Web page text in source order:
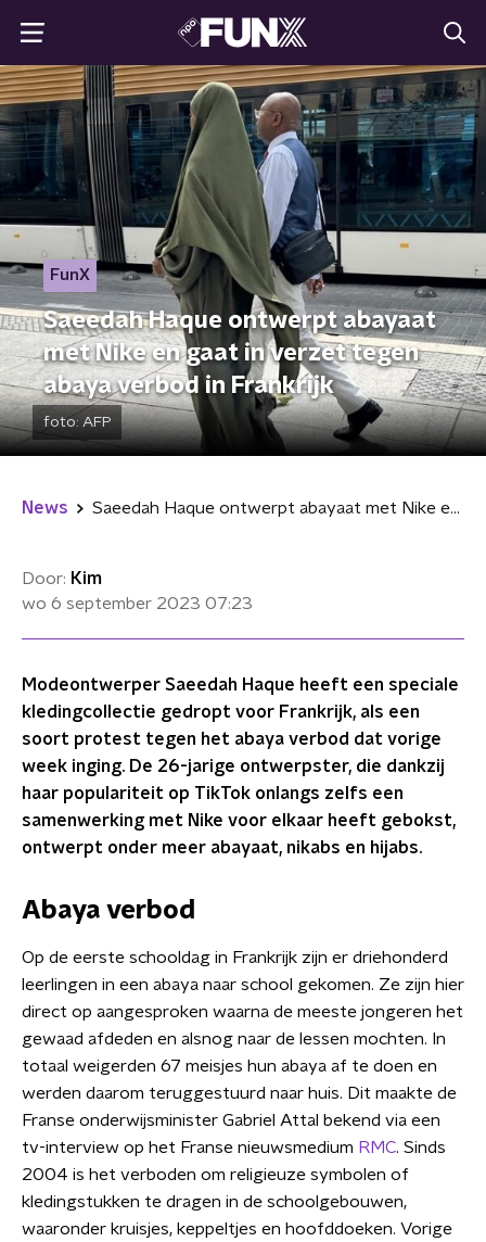
FunX
Saeedah Haque ontwerpt abayaat
met Nike en gaat in verzet tegen
abaya verbod in Frankrijk
foto: AFP
News Saeedah Haque ontwerpt abayaat met Nike en gaat in verzet tegen abaya verbod in Frankrijk
Door: Kim
wo 6 september 2023 07:23
Modeontwerper Saeedah Haque heeft een speciale
kledingcollectie gedropt voor Frankrijk, als een
soort protest tegen het abaya verbod dat vorige
week inging. De 26-jarige ontwerpster, die dankzij
haar populariteit op TikTok onlangs zelfs een
samenwerking met Nike voor elkaar heeft gebokst,
ontwerpt onder meer abayaat, nikabs en hijabs.
Abaya verbod
Op de eerste schooldag in Frankrijk zijn er driehonderd
leerlingen in een abaya naar school gekomen. Ze zijn hier
direct op aangesproken waarna de meeste jongeren het
gewaad afdeden en alsnog naar de lessen mochten. In
totaal weigerden 67 meisjes hun abaya af te doen en
werden daarom teruggestuurd naar huis. Dit maakte de
Franse onderwijsminister Gabriel Attal bekend via een
tv-interview op het Franse nieuwsmedium RMC. Sinds
2004 is het verboden om religieuze symbolen of
kledingstukken te dragen in de schoolgebouwen,
waaronder kruisjes, keppeltjes en hoofddoeken. Vorige